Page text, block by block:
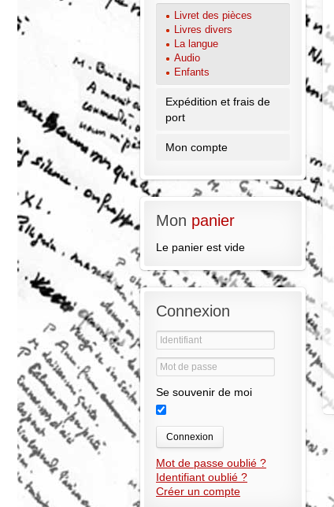
Livret des pièces
Livres divers
La langue
Audio
Enfants
Expédition et frais de
port
Mon compte
Mon panier
Le panier est vide
Connexion
Se souvenir de moi
Connexion
Mot de passe oublié ?
Identifiant oublié ?
Créer un compte